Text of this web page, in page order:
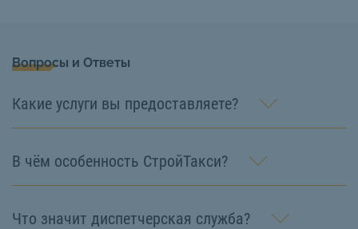
Вопросы и Ответы
Какие услуги вы предоставляете?
В чём особенность СтройТакси?
Что значит диспетчерская служба?